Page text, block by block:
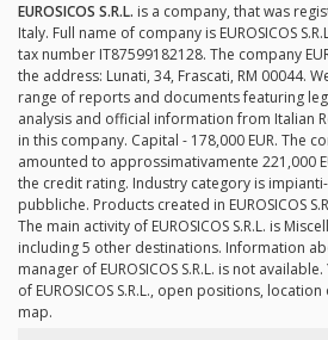
EUROSICOS S.R.L. is a company, that was
Italy. Full name of company is EUROSICOS
tax number IT87599182128. The company
the address: Lunati, 34, Frascati, RM 00044.
range of reports and documents featuring
analysis and official information from Italian
in this company. Capital - 178,000 EUR. The
amounted to approssimativamente 221,000
the credit rating. Industry category is
pubbliche. Products created in EUROSICOS
The main activity of EUROSICOS S.R.L. is
including 5 other destinations. Information
manager of EUROSICOS S.R.L. is not
of EUROSICOS S.R.L., open positions, location
map.